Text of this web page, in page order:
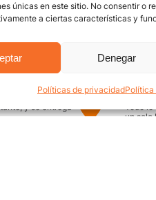
únicas en este sitio. No consentir o
a ciertas características y
Denegar
Políticas de privacidadPolítica
y se entrega
Todo lo
un solo